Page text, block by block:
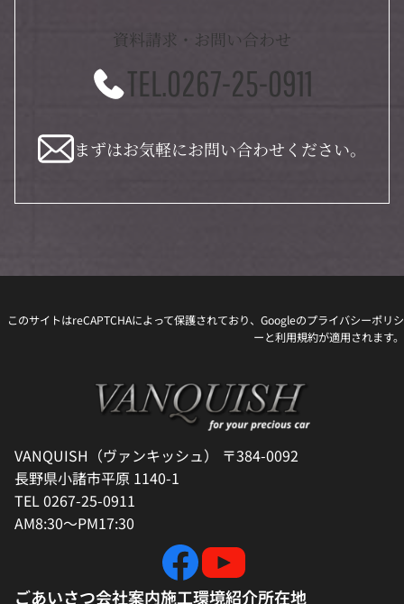
資料請求・お問い合わせ
TEL.0267-25-0911
まずはお気軽にお問い合わせください。
このサイトはreCAPTCHAによって保護されており、Googleのプライバシーポリシ
ーと利用規約が適用されます。
VANQUISH（ヴァンキッシュ） 〒384-0092
長野県小諸市平原 1140-1
TEL 0267-25-0911
AM8:30～PM17:30
ごあいさつ会社案内施工環境紹介所在地